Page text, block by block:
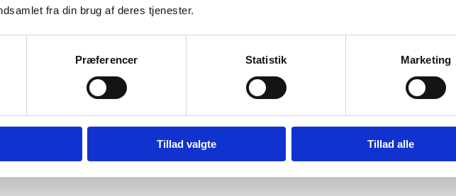
fra din brug af deres tjenester.
Præferencer Statistik Marketing
Tillad valgte Tillad alle